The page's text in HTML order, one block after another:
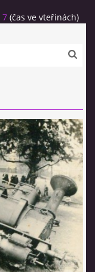
7 (čas ve vteřinách)